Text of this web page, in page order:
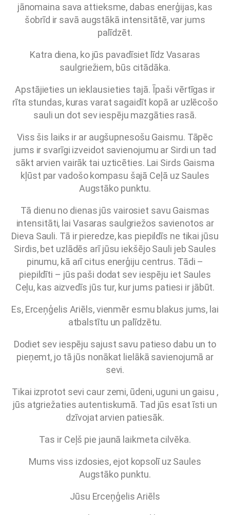
jānomaina sava attieksme, dabas enerģijas, kas
šobrīd ir savā augstākā intensitātē, var jums
palīdzēt.
Katra diena, ko jūs pavadīsiet līdz Vasaras
saulgriežiem, būs citādāka.
Apstājieties un ieklausieties tajā. Īpaši vērtīgas ir
rīta stundas, kuras varat sagaidīt kopā ar uzlēcošo
sauli un dot sev iespēju mazgāties rasā.
Viss šis laiks ir ar augšupnesošu Gaismu. Tāpēc
jums ir svarīgi izveidot savienojumu ar Sirdi un tad
sākt arvien vairāk tai uzticēties. Lai Sirds Gaisma
kļūst par vadošo kompasu šajā Ceļā uz Saules
Augstāko punktu.
Tā dienu no dienas jūs vairosiet savu Gaismas
intensitāti, lai Vasaras saulgriežos savienotos ar
Dieva Sauli. Tā ir pieredze, kas piepildīs ne tikai jūsu
Sirdis, bet uzlādēs arī jūsu iekšējo Sauli jeb Saules
pinumu, kā arī citus enerģiju centrus. Tādi –
piepildīti – jūs paši dodat sev iespēju iet Saules
Ceļu, kas aizvedīs jūs tur, kur jums patiesi ir jābūt.
Es, Erceņģelis Ariēls, vienmēr esmu blakus jums, lai
atbalstītu un palīdzētu.
Dodiet sev iespēju sajust savu patieso dabu un to
pieņemt, jo tā jūs nonākat lielākā savienojumā ar
sevi.
Tikai izprotot sevi caur zemi, ūdeni, uguni un gaisu ,
jūs atgriežaties autentiskumā. Tad jūs esat īsti un
dzīvojat arvien patiesāk.
Tas ir Ceļš pie jaunā laikmeta cilvēka.
Mums viss izdosies, ejot kopsolī uz Saules
Augstāko punktu.
Jūsu Erceņģelis Ariēls